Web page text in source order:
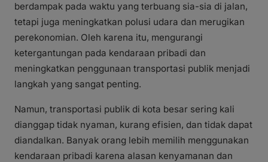
berdampak pada waktu yang terbuang sia-sia di jalan,
tetapi juga meningkatkan polusi udara dan merugikan
perekonomian. Oleh karena itu, mengurangi
ketergantungan pada kendaraan pribadi dan
meningkatkan penggunaan transportasi publik menjadi
langkah yang sangat penting.
Namun, transportasi publik di kota besar sering kali
dianggap tidak nyaman, kurang efisien, dan tidak dapat
diandalkan. Banyak orang lebih memilih menggunakan
kendaraan pribadi karena alasan kenyamanan dan